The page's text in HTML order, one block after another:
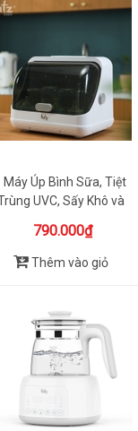
Máy Úp Bình Sữa, Tiệt
UVC, Sấy Khô và
790.000₫
Thêm vào giỏ